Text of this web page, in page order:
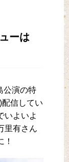
ーは
公演の特
信してい
いよいよ
里有さん